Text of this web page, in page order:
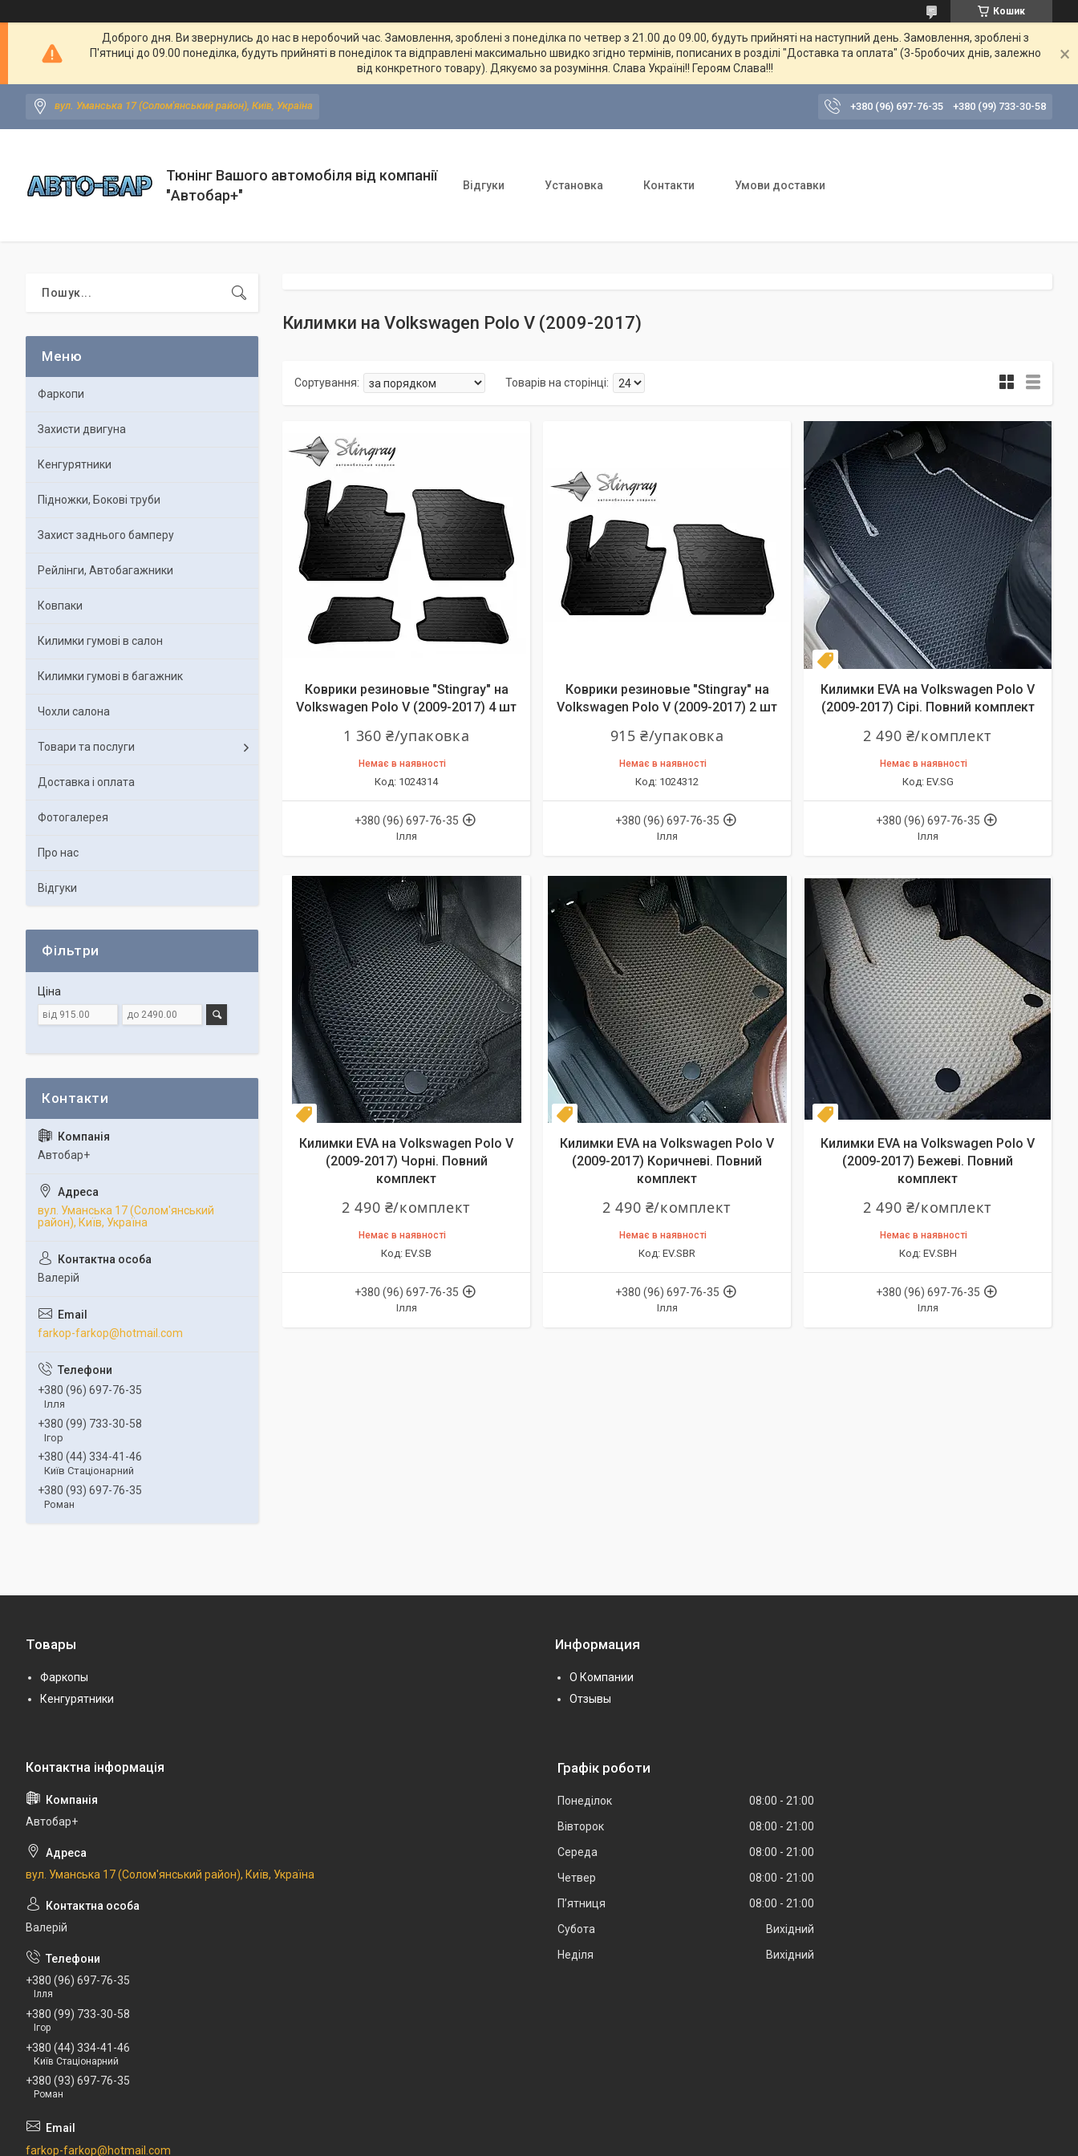
Кошик
Доброго дня. Ви звернулись до нас в неробочий час. Замовлення, зроблені з понеділка по четвер з 21.00 до 09.00, будуть прийняті на наступний день. Замовлення, зроблені з
П'ятниці до 09.00 понеділка, будуть прийняті в понеділок та відправлені максимально швидко згідно термінів, пописаних в розділі "Доставка та оплата" (3-5робочих днів, залежно
від конкретного товару). Дякуємо за розуміння. Слава Україні!! Героям Слава!!!
вул. Уманська 17 (Солом'янський район), Київ, Україна +380 (96) 697-76-35 +380 (99) 733-30-58
Тюнінг Вашого автомобіля від компанії
"Автобар+"
Відгуки Установка Контакти Умови доставки
Килимки на Volkswagen Polo V (2009-2017)
Коврики резиновые "Stingray" на
Volkswagen Polo V (2009-2017) 4 шт
1 360 ₴/упаковка
Немає в наявності
1024314
+380 (96) 697-76-35
Ілля
Коврики резиновые "Stingray" на
Volkswagen Polo V (2009-2017) 2 шт
915 ₴/упаковка
Немає в наявності
1024312
+380 (96) 697-76-35
Ілля
Комплект
Килимки EVA на Volkswagen Polo V
(2009-2017) Сірі. Повний комплект
2 490 ₴/комплект
Немає в наявності
EV.SG
+380 (96) 697-76-35
Ілля
Комплект
Килимки EVA на Volkswagen Polo V
(2009-2017) Чорні. Повний
комплект
2 490 ₴/комплект
Немає в наявності
EV.SB
+380 (96) 697-76-35
Ілля
Комплект
Килимки EVA на Volkswagen Polo V
(2009-2017) Коричневі. Повний
комплект
2 490 ₴/комплект
Немає в наявності
EV.SBR
+380 (96) 697-76-35
Ілля
Комплект
Килимки EVA на Volkswagen Polo V
(2009-2017) Бежеві. Повний
комплект
2 490 ₴/комплект
Немає в наявності
EV.SBH
+380 (96) 697-76-35
Ілля
Фаркопи
Захисти двигуна
Кенгурятники
Підножки, Бокові труби
Захист заднього бамперу
Рейлінги, Автобагажники
Ковпаки
Килимки гумові в салон
Килимки гумові в багажник
Чохли салона
Товари та послуги
Доставка і оплата
Фотогалерея
Про нас
Відгуки
Фільтри
Ціна
Автобар+
вул. Уманська 17 (Солом'янський
район), Київ, Україна
Валерій
farkop-farkop@hotmail.com
+380 (96) 697-76-35
Ілля
+380 (99) 733-30-58
Ігор
+380 (44) 334-41-46
Київ Стаціонарний
+380 (93) 697-76-35
Роман
Товары
Фаркопы
Кенгурятники
Информация
О Компании
Отзывы
Автобар+
вул. Уманська 17 (Солом'янський район), Київ, Україна
Валерій
+380 (96) 697-76-35
Ілля
+380 (99) 733-30-58
Ігор
+380 (44) 334-41-46
Київ Стаціонарний
+380 (93) 697-76-35
Роман
farkop-farkop@hotmail.com
Графік роботи
Понеділок 08:00
21:00
Вівторок
08:00
21:00
Середа
08:00
21:00
Четвер
08:00
21:00
Пʼятниця
08:00
21:00
Субота
Вихідний
Неділя
Вихідний